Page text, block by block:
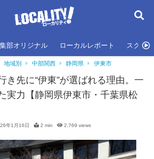
部オリジナル ローカルレポート スクール
地域別 中部関西 静岡県 伊東市
き先に“伊東”が選ばれる理由。一
実力【静岡県伊東市・千葉県松
年1月16日 2 min 2,769 views